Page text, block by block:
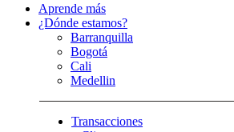
Aprende más
¿Dónde estamos?
Barranquilla
Bogotá
Cali
Medellin
Transacciones